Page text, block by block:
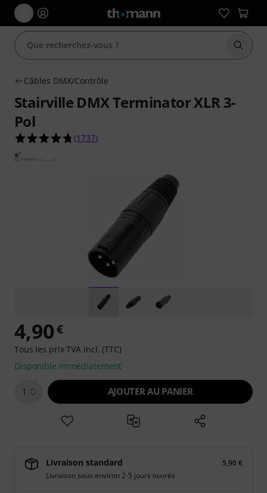
Câbles DMX/Contrôle
Stairville DMX Terminator XLR 3-
Pol
4.7 étoiles sur 5 d'après 1737 évaluations clients
(1737)
4,90€
Tous les prix TVA incl. (TTC)
Disponible immédiatement
1 AJOUTER AU PANIER
Livraison standard
5,90 €
Livraison sous environ 2-5 jours ouvrés